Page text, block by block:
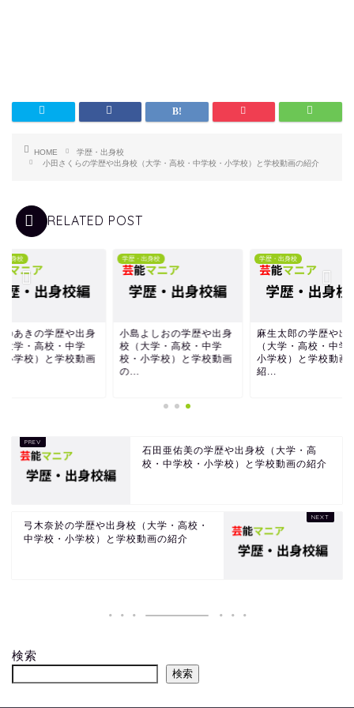
HOME
学歴・出身校
小田さくらの学歴や出身校（大学・高校・中学校・小学校）と学校動画の紹介
RELATED POST
出身校
のあきの学歴や出身
大学・高校・中学
小学校）と学校動画
学歴・出身校
小島よしおの学歴や出身
校（大学・高校・中学
校・小学校）と学校動画
の...
学歴・出身校
麻生太郎の学歴や出
（大学・高校・中学
小学校）と学校動画
紹...
石田亜佑美の学歴や出身校（大学・高
校・中学校・小学校）と学校動画の紹介
弓木奈於の学歴や出身校（大学・高校・
中学校・小学校）と学校動画の紹介
検索
検索